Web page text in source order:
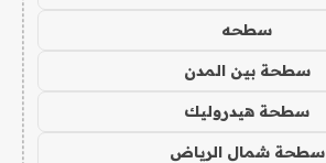
سطحه
سطحة بين المدن
سطحة هيدروليك
سطحة شمال الرياض